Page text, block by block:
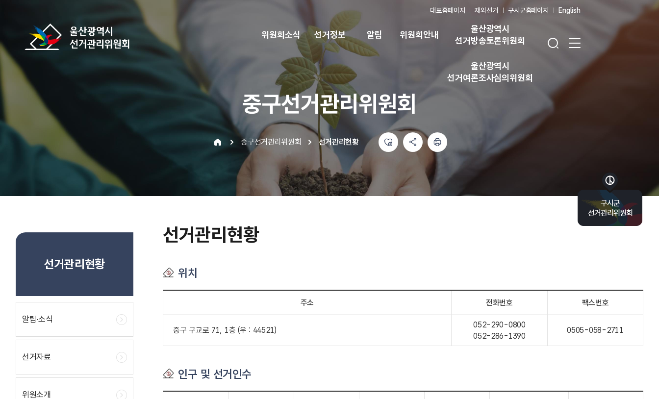
대표홈페이지 재외선거 구시군홈페이지 English
위원회소식 선거정보 알림 위원회안내
울산광역시
선거방송토론위원회
울산광역시
선거여론조사심의위원회
중구선거관리위원회
중구선거관리위원회 선거관리현황
선거관리현황
알림·소식
선거자료
위원소개
선거관리현황
위치
주소 전화번호 팩스번호
중구 구교로 71, 1층 (우 : 44521)
052-290-0800
052-286-1390
0505-058-2711
인구 및 선거인수
구시군
선거관리위원회
바로가기 목록 열기